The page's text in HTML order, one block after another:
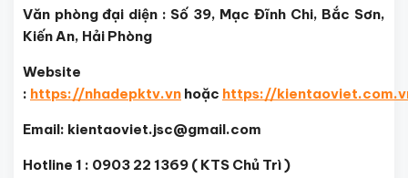
Văn phòng đại diện : Số 39, Mạc Đĩnh Chi, Bắc Sơn,
Kiến An, Hải Phòng
Website
: https://nhadepktv.vn hoặc https://
Email: kientaoviet.jsc@gmail.com
Hotline 1 : 0903 22 1369 ( KTS Chủ Trì )